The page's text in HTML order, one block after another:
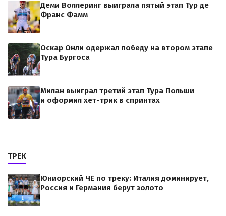
Деми Воллеринг выиграла пятый этап Тур де
Франс Фамм
Оскар Онли одержал победу на втором этапе
Тура Бургоса
Милан выиграл третий этап Тура Польши
и оформил хет-трик в спринтах
ТРЕК
Юниорский ЧЕ по треку: Италия доминирует,
Россия и Германия берут золото